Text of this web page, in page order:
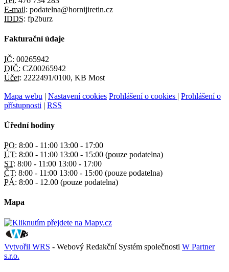
E-mail: podatelna@hornijiretin.cz
IDDS: fp2burz
Fakturační údaje
IČ: 00265942
DIČ: CZ00265942
Účet: 2222491/0100, KB Most
Mapa webu | Nastavení cookies Prohlášení o cookies | Prohlášení o
přístupnosti | RSS
Úřední hodiny
PO: 8:00 - 11:00 13:00 - 17:00
ÚT: 8:00 - 11:00 13:00 - 15:00 (pouze podatelna)
ST: 8:00 - 11:00 13:00 - 17:00
ČT: 8:00 - 11:00 13:00 - 15:00 (pouze podatelna)
PÁ: 8:00 - 12.00 (pouze podatelna)
Mapa
Vytvořil WRS - Webový Redakční Systém společnosti W Partner
s.r.o.